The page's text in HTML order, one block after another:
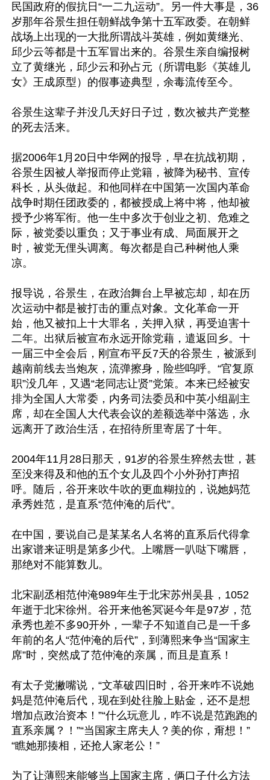
民国政府的假抗日“一二九运动”。另一件大事是，36
岁那年谷景生担任朝鲜战争第十五军政委。在朝鲜
战场上出现的一大批所谓战斗英雄，例如黄继光、
邱少云等都是十五军冒出来的。谷景生亲自编报树
立了黄继光，邱少云和孙占元（所谓电影《英雄儿
女》王成原型）的假事迹典型，余毒流传至今。
谷景生这辈子并没几天好日子过，数次被共产党整
的死去活来。
据2006年1月20日中华网的报导，早在抗战初期，
谷景生因被人举报而停止党籍，被降为秘书、宣传
科长，从头做起。和他同样在中国第一次国内革命
战争时期任团政委的，都被授成上将中将，他却被
授予少将军衔。他一生中多次于创业之初、危难之
际，被党委以重负；又于事业有成、局面展开之
时，被党无俚头调离。每次都是自己种树他人乘
凉。
报导说，谷景生，在政治舞台上早被忘却，却在历
次运动中都是被打击的重点对象。文化革命一开
始，他又被扣上十大罪名，关押入狱，再受迫害十
二年。出狱后被宣布永远开除党藉，遣返回乡。十
一届三中全会后，刚宣布平反7天的谷景生，被派到
越南前线去当炮灰，流弹擦身，险些呜呼。“官复原
职”没几年，又遇“老同志让贤”党策。本来已经被安
排为全国人大常委，内务司法委员和中英小组副主
席，却在全国人大代表会议的差额选举中落选，永
远离开了政治生活，在招待所里寄居了十年。
2004年11月28日那天，91岁的谷景生猝然去世，甚
至没来得及和他的五个女儿及四个小外孙打声招
呼。随后，谷开来吹牛吹的更血糊拉的，说她妈范
承秀姓范，是直系“范仲淹的后代”。
在中国，要说自己是某某名人名将的直系后代得拿
出家谱来证明是第多少代。上嘴唇一叭哒下嘴唇，
那绝对不能算数儿。
北宋副丞相范仲淹989年生于北宋苏州吴县，1052
年逝于北宋徐州。谷开来他爸冥诞今年是97岁，范
承秀也差不多90开外，一辈子不知道自己是一千多
年前的名人“范仲淹的后代”，到薄熙来争当“国家主
席”时，突然成了范仲淹的亲属，而且是直系！
有太子党撇嘴说，“文革破四旧时，谷开来咋不说她
妈是范仲淹后代，现在到处往脸上贴金，还不是想
增加点政治资本！”“什么玩意儿，咋不说是范跑跑的
直系亲属？！”“当国家主席夫人？美的你，甭想！”
“瞧她那揍相，还抢人家老公！”
为了让薄熙来能够当上国家主席，俩口子什么方法